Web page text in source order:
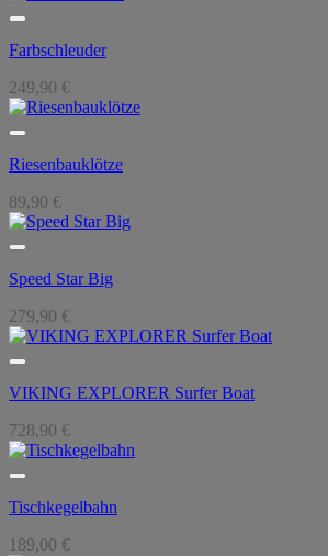
Farbschleuder
249,90 €
Riesenbauklötze
89,90 €
Speed Star Big
279,90 €
VIKING EXPLORER Surfer Boat
728,90 €
Tischkegelbahn
189,00 €